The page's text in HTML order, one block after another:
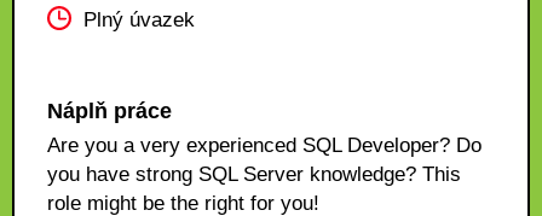
Plný úvazek
Náplň práce
Are you a very experienced SQL Developer? Do
you have strong SQL Server knowledge? This
role might be the right for you!